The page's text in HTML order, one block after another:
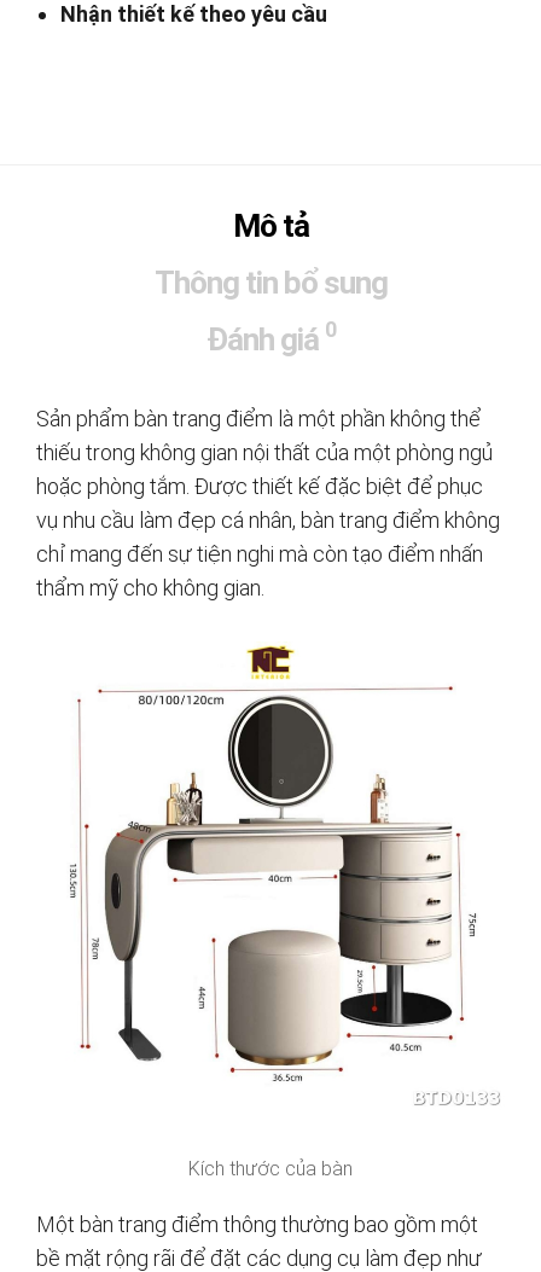
Nhận thiết kế theo yêu cầu
Mô tả
Thông tin bổ sung
Đánh giá 0
Sản phẩm bàn trang điểm là một phần không thể
thiếu trong không gian nội thất của một phòng ngủ
hoặc phòng tắm. Được thiết kế đặc biệt để phục
vụ nhu cầu làm đẹp cá nhân, bàn trang điểm không
chỉ mang đến sự tiện nghi mà còn tạo điểm nhấn
thẩm mỹ cho không gian.
Kích thước của bàn
Một bàn trang điểm thông thường bao gồm một
bề mặt rộng rãi để đặt các dụng cụ làm đẹp như